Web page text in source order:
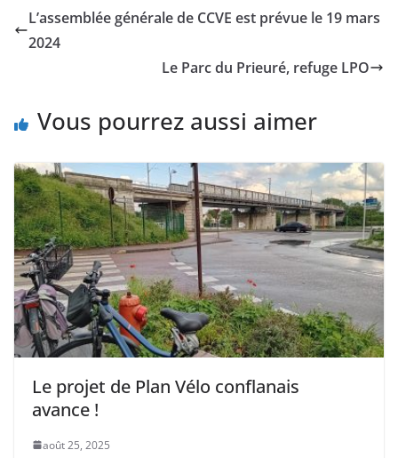
L’assemblée générale de CCVE est prévue le 19 mars
2024
Le Parc du Prieuré, refuge LPO
Vous pourrez aussi aimer
Le projet de Plan Vélo conflanais
avance !
août 25, 2025